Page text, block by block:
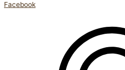
Facebook